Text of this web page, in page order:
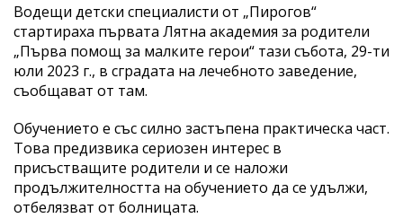
Водещи детски специалисти от „Пирогов“
стартираха първата Лятна академия за родители
„Първа помощ за малките герои“ тази събота, 29-ти
юли 2023 г., в сградата на лечебното заведение,
съобщават от там.
Обучението е със силно застъпена практическа част.
Това предизвика сериозен интерес в
присъстващите родители и се наложи
продължителността на обучението да се удължи,
отбелязват от болницата.